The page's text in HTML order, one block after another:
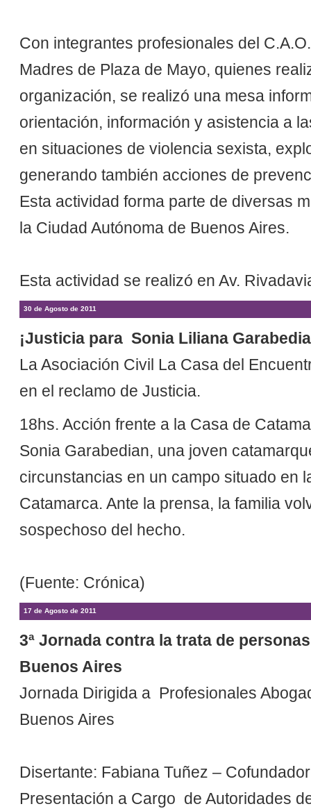
Con integrantes profesionales del
Madres de Plaza de Mayo, quienes
organización, se realizó una mesa
orientación, información y asistencia a
en situaciones de violencia sexista,
generando también acciones de
Esta actividad forma parte de diversas
la Ciudad Autónoma de Buenos Aires.
Esta actividad se realizó en Av.
30 de Agosto de 2011
¡Justicia para Sonia Liliana
La Asociación Civil La Casa del
en el reclamo de Justicia.
18hs. Acción frente a la Casa de
Sonia Garabedian, una joven
circunstancias en un campo situado en
Catamarca. Ante la prensa, la familia
sospechoso del hecho.
(Fuente: Crónica)
17 de Agosto de 2011
3ª Jornada contra la trata de
Buenos Aires
Jornada Dirigida a Profesionales
Buenos Aires
Disertante: Fabiana Tuñez –
Presentación a Cargo de Autoridades